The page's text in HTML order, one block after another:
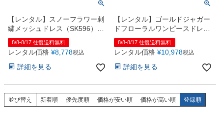
【レンタル】スノーフラワー刺
繍メッシュドレス（SK596）グ
レー
8/8-8/17 往復送料無料
レンタル価格 ¥8,778税込
詳細を見る
【レンタル】ゴールドジャガー
ドフローラルワンピースドレス
（SK933）セージグリーン
8/8-8/17 往復送料無料
レンタル価格 ¥10,978税込
詳細を見る
並び替え 新着順 優先度順 価格が安い順 価格が高い順 登録順